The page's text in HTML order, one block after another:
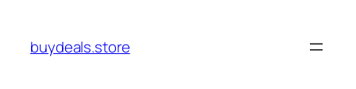
buydeals.store